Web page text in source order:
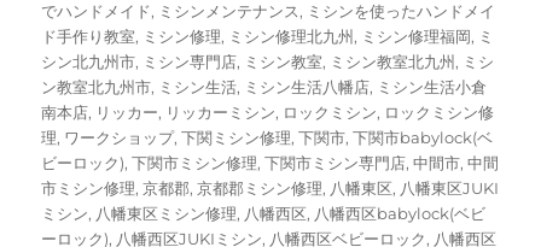
でハンドメイド, ミシンメンテナンス, ミシンを使ったハンドメイ
ド手作り教室, ミシン修理, ミシン修理北九州 , ミシン修理福岡, ミ
シン北九州市, ミシン専門店, ミシン教室, ミシン教室北九州 , ミシ
ン教室北九州市, ミシン生活, ミシン生活八幡店, ミシン生活小倉
南本店, リッカー, リッカーミシン, ロックミシン, ロックミシン修
理, ワークショップ,下関ミシン修理,下関市,下関市babylock(ベ
ビーロック),下関市ミシン修理,下関市ミシン専門店,中間市,中間
市ミシン修理,京都郡,京都郡ミシン修理, 八幡東区, 八幡東区JUKI
ミシン, 八幡東区ミシン修理, 八幡西区, 八幡西区babylock(ベビ
ーロック), 八幡西区JUKIミシン, 八幡西区ベビーロック, 八幡西区